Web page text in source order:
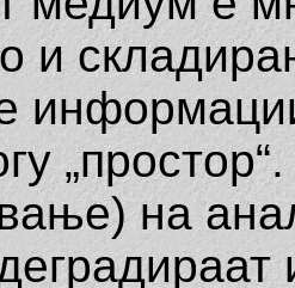
и
на